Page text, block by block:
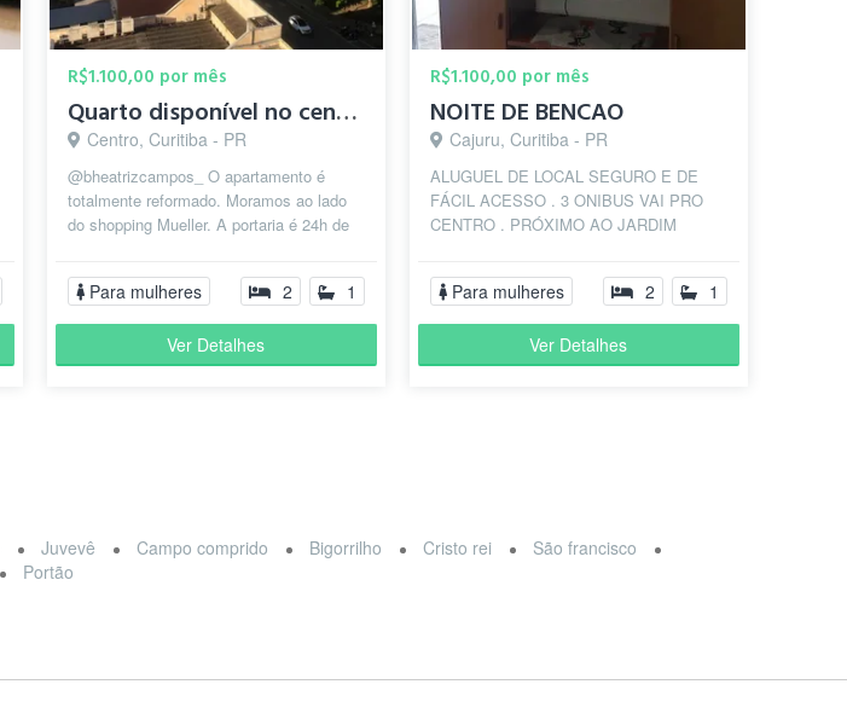
R$1.100,00 por mês
Quarto disponível no centro de Curitiba
Centro, Curitiba - PR
@bheatrizcampos_ O apartamento é
totalmente reformado. Moramos ao lado
do shopping Mueller. A portaria é 24h de
ca...
Para mulheres 2 1
Ver Detalhes
R$1.100,00 por mês
NOITE DE BENCAO
Cajuru, Curitiba - PR
ALUGUEL DE LOCAL SEGURO E DE
FÁCIL ACESSO . 3 ONIBUS VAI PRO
CENTRO . PRÓXIMO AO JARDIM
PERTO MERCADO , FARMÁCIA,
ETC.......
Para mulheres 2 1
Ver Detalhes
Juvevê Campo comprido Bigorrilho Cristo rei
São francisco
Portão